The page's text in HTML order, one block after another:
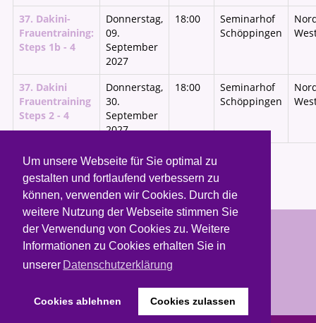
Um unsere Webseite für Sie optimal zu
gestalten und fortlaufend verbessern zu
können, verwenden wir Cookies. Durch die
weitere Nutzung der Webseite stimmen Sie
der Verwendung von Cookies zu. Weitere
Informationen zu Cookies erhalten Sie in
unserer Datenschutzerklärung
Cookies ablehnen Cookies zulassen
37. Dakini-
Frauentraining:
Steps 1b - 4
Donnerstag,
09.
September
2027
18:00
Seminarhof
Schöppingen
37. Dakini
Frauentraining
Steps 2 - 4
Donnerstag,
30.
September
2027
18:00
Seminarhof
Schöppingen
Copyright © 2026. Weiblichkeit leben.
Termine & Buchung Kontakt
Impressum